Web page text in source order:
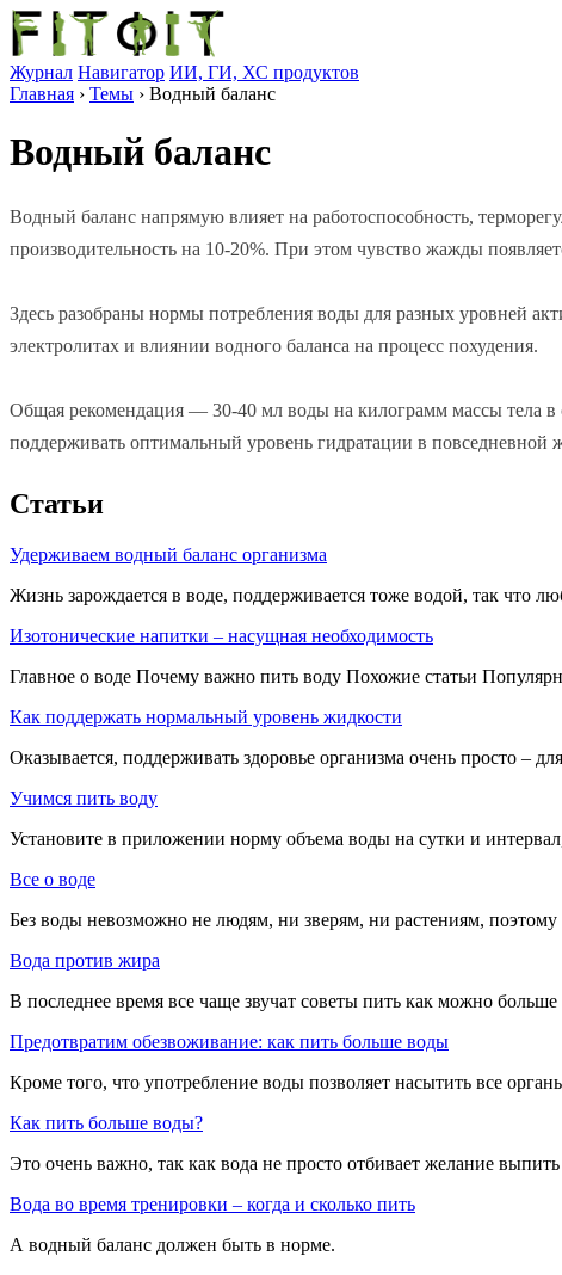
Журнал Навигатор ИИ, ГИ, ХС продуктов
Главная › Темы › Водный баланс
Водный баланс
Водный баланс напрямую влияет на работоспособность,
производительность на 10-20%. При этом чувство жажды
Здесь разобраны нормы потребления воды для разных уровней
электролитах и влиянии водного баланса на процесс похудения.
Общая рекомендация — 30-40 мл воды на килограмм массы тела в
поддерживать оптимальный уровень гидратации в повседневной
Статьи
Удерживаем водный баланс организма
Жизнь зарождается в воде, поддерживается тоже водой, так что
Изотонические напитки – насущная необходимость
Главное о воде Почему важно пить воду Похожие статьи
Как поддержать нормальный уровень жидкости
Оказывается, поддерживать здоровье организма очень просто –
Учимся пить воду
Установите в приложении норму объема воды на сутки и
Все о воде
Без воды невозможно не людям, ни зверям, ни растениям,
Вода против жира
В последнее время все чаще звучат советы пить как можно
Предотвратим обезвоживание: как пить больше воды
Кроме того, что употребление воды позволяет насытить все
Как пить больше воды?
Это очень важно, так как вода не просто отбивает желание
Вода во время тренировки – когда и сколько пить
А водный баланс должен быть в норме.